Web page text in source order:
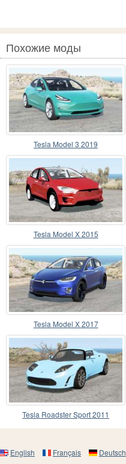
Похожие моды
Tesla Model 3 2019
Tesla Model X 2015
Tesla Model X 2017
Tesla Roadster Sport 2011
English Français Deutsch